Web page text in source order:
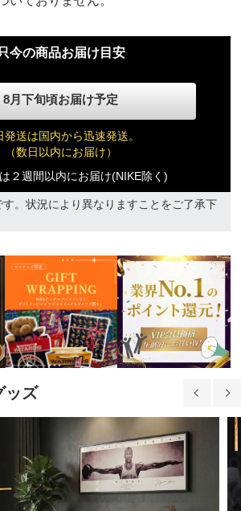
今の商品お届け目安
8月下旬頃お届け予定
発送は国内から迅速発送。
（数日以内にお届け）
２週間以内にお届け(NIKE除く)
。状況により異なりますことをご了承下
ッズ